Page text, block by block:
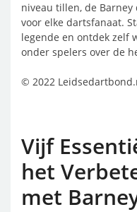
niveau tillen, de
voor elke dartsfanaat.
legende en ontdek zelf
onder spelers over de
© 2022
Vijf
het
met